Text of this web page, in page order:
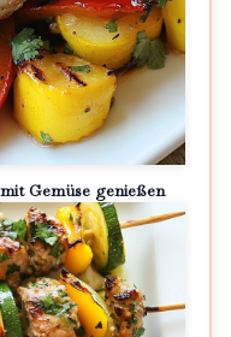
Gemüse genießen